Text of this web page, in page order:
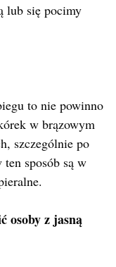
lub się pocimy
to nie powinno
w brązowym
szczególnie po
sposób są w
osoby z jasną